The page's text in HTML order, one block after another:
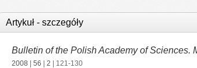
Artykuł - szczegóły
Bulletin of the Polish Academy of Sciences.
2008 56 2 | 121-130